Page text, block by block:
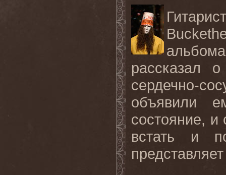
рассказал
сердечно-
объявили
состояние, и
встать и